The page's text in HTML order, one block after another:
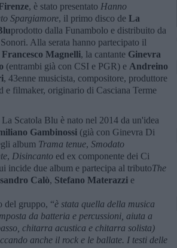
, è stato presentato Hanno
Spargiamore, il primo disco de La
prodotto dalla Funambolo e distribuito da
Alla serata hanno partecipato il
Francesco Magnelli, la cantante Ginevra
(entrambi già con CSI e PGR) e Andreino
, 43enne musicista, compositore, produttore
e filmaker, originario di Casciana Terme
Scatola Blu è nato nel 2014 da un'idea
Gambinossi (già con Ginevra Di
album Trama tenue, Smodato
, Disincanto ed ex componente dei Ci
incide due album e partecipa al tributoThe
Calò, Stefano Materazzi e
del gruppo, “è stata quella della musica
da batteria e percussioni, aiuta a
chitarra acustica e chitarra solista)
anche il rock e le ballate. I testi delle